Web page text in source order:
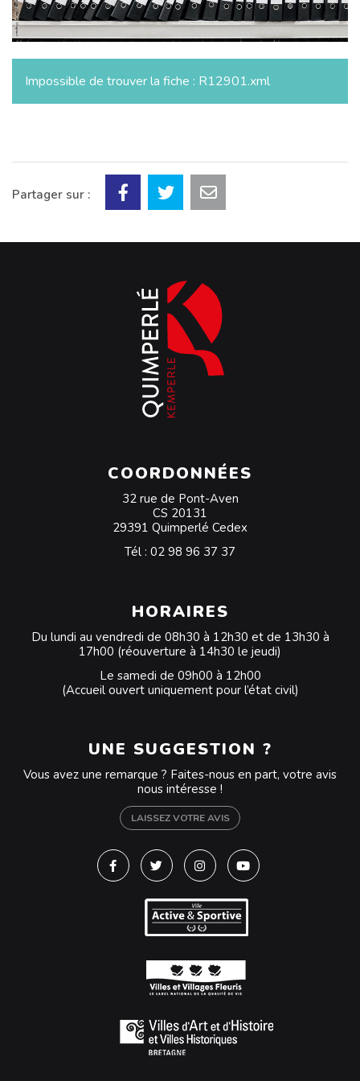
Impossible de trouver la fiche : R12901.xml
Partager sur :
COORDONNÉES
32 rue de Pont-Aven
CS 20131
29391 Quimperlé Cedex
Tél : 02 98 96 37 37
HORAIRES
Du lundi au vendredi de 08h30 à 12h30 et de 13h30 à
17h00 (réouverture à 14h30 le jeudi)
Le samedi de 09h00 à 12h00
(Accueil ouvert uniquement pour l’état civil)
UNE SUGGESTION ?
Vous avez une remarque ? Faites-nous en part, votre avis
nous intéresse !
LAISSEZ VOTRE AVIS
Lien vers le compte Facebook
Lien vers le compte Twitter
Lien vers le compte
Lien vers la chaîne